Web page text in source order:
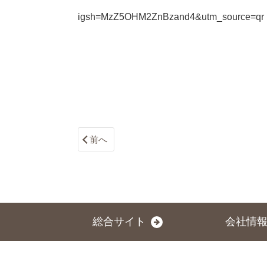
igsh=MzZ5OHM2ZnBzand4&utm_source=qr
前へ
総合サイト 会社情報